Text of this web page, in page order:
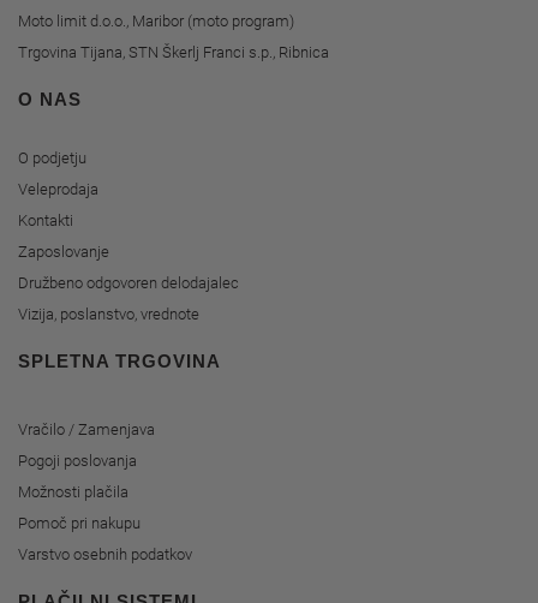
Moto limit d.o.o., Maribor (moto program)
Trgovina Tijana, STN Škerlj Franci s.p., Ribnica
O NAS
O podjetju
Veleprodaja
Kontakti
Zaposlovanje
Družbeno odgovoren delodajalec
Vizija, poslanstvo, vrednote
SPLETNA TRGOVINA
Vračilo / Zamenjava
Pogoji poslovanja
Možnosti plačila
Pomoč pri nakupu
Varstvo osebnih podatkov